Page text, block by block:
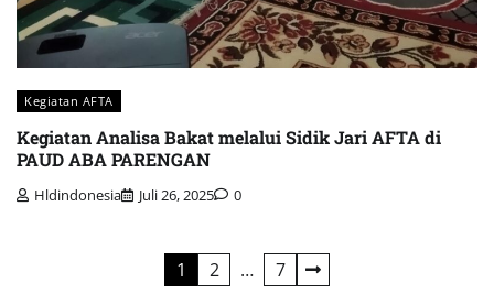
Kegiatan AFTA
Kegiatan Analisa Bakat melalui Sidik Jari AFTA di
PAUD ABA PARENGAN
Hldindonesia Juli 26, 2025 0
1 2 … 7